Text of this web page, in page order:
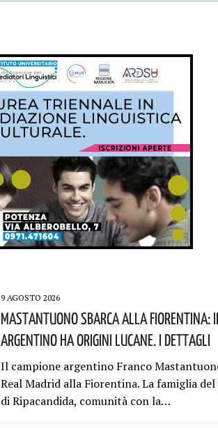
9 AGOSTO 2026
Mastantuono Sbarca Alla Fiorentina:
Argentino Ha Origini Lucane. I Dettagli
Il campione argentino Franco
Real Madrid alla Fiorentina. La famiglia
di Ripacandida, comunità con la…